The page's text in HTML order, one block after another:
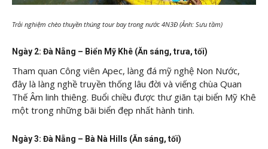
Trải nghiệm chèo thuyền thúng tour bay trong nước 4N3Đ (Ảnh: Sưu tầm)
Ngày 2: Đà Nẵng – Biển Mỹ Khê (Ăn sáng, trưa, tối)
Tham quan Công viên Apec, làng đá mỹ nghệ Non Nước,
đây là làng nghề truyền thống lâu đời và viếng chùa Quan
Thế Âm linh thiêng. Buổi chiều được thư giãn tại biển Mỹ Khê
một trong những bãi biển đẹp nhất hành tinh.
Ngày 3: Đà Nẵng – Bà Nà Hills (Ăn sáng, tối)